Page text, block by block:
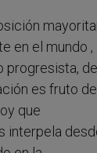
en el mundo ,
progresista, de
es fruto del
que
interpela